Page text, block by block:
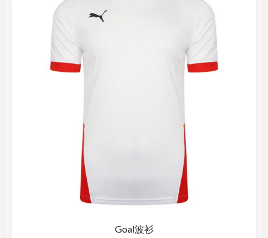
Goal波衫